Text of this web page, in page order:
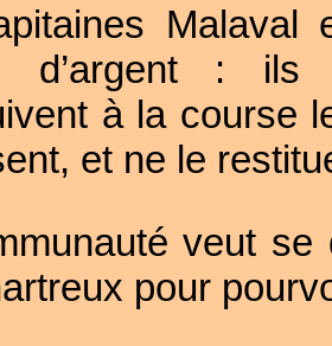
Malaval
d’argent : ils
à la course
et ne le
veut se
pour